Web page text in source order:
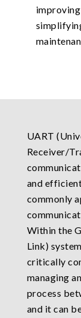
UART
Receiver/
and
commonly
Within the
Link)
critically
managing
process
and it can